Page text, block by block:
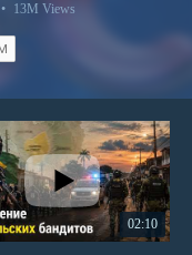
• 13M Views
02:10